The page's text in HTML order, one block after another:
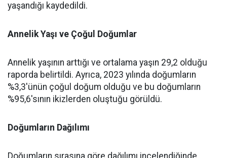
yaşandığı kaydedildi.
Annelik Yaşı ve Çoğul Doğumlar
Annelik yaşının arttığı ve ortalama yaşın 29,2 olduğu
raporda belirtildi. Ayrıca, 2023 yılında doğumların
%3,3'ünün çoğul doğum olduğu ve bu doğumların
%95,6'sının ikizlerden oluştuğu görüldü.
Doğumların Dağılımı